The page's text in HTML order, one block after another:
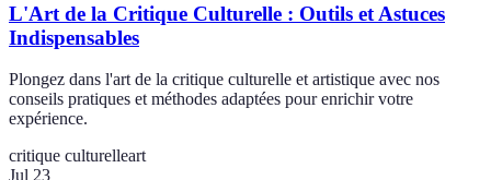
L'Art de la Critique Culturelle : Outils et Astuces
Indispensables
Plongez dans l'art de la critique culturelle et artistique avec nos
conseils pratiques et méthodes adaptées pour enrichir votre
expérience.
critique culturelleart
Jul 23